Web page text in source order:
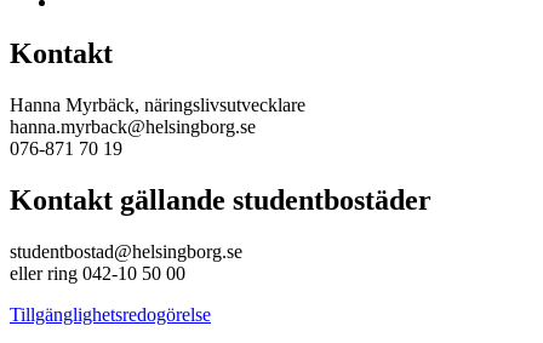
Kontakt
Hanna Myrbäck, näringslivsutvecklare
hanna.myrback@helsingborg.se
076-871 70 19
Kontakt gällande studentbostäder
studentbostad@helsingborg.se
eller ring 042-10 50 00
Tillgänglighetsredogörelse